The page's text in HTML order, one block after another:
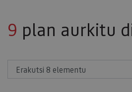
9 plan aurkitu